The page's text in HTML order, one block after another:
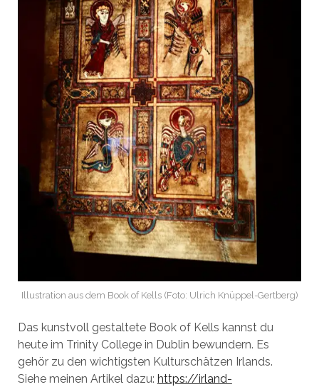
Illustration aus dem Book of Kells (Foto: Ulrich Knüppel-Gertberg)
Das kunstvoll gestaltete Book of Kells kannst du
heute im Trinity College in Dublin bewundern. Es
gehör zu den wichtigsten Kulturschätzen Irlands.
Siehe meinen Artikel dazu: https://irland-